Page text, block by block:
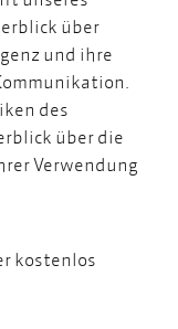
über
und ihre
des
über die
Verwendung
kostenlos